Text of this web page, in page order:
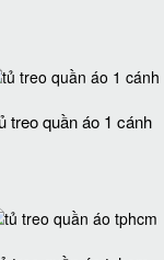
treo quần áo 1 cánh